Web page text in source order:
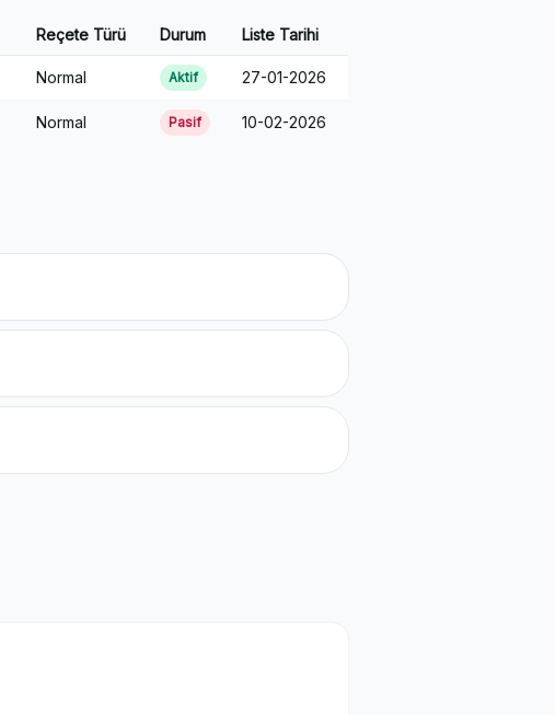
Reçete Türü Durum Liste Tarihi
Normal Aktif 27-01-2026
Normal Pasif 10-02-2026